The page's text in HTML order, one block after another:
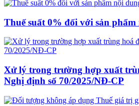
Thuế suất 0% đối với sản phẩm
Xử lý trong trường hợp xuất
Nghị định số 70/2025/NĐ-CP